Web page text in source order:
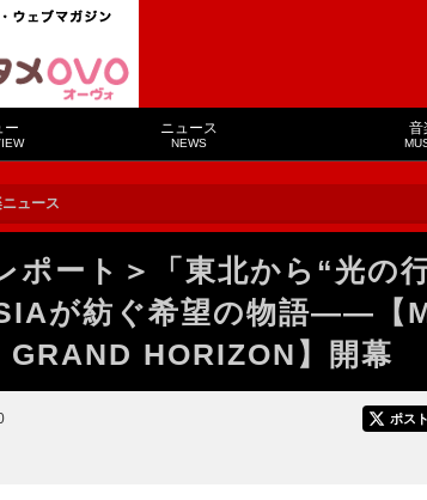
ー ニュース
NEWS
音
ュース
ポート＞「東北から“光の
が紡ぐ希望の物語――【
HORIZON】開幕
ポスト